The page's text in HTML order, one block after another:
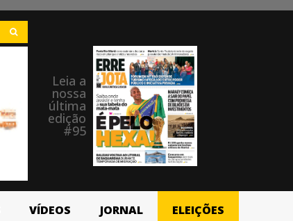
Leia a
nossa
última
edição
#95
VÍDEOS JORNAL ELEIÇÕES